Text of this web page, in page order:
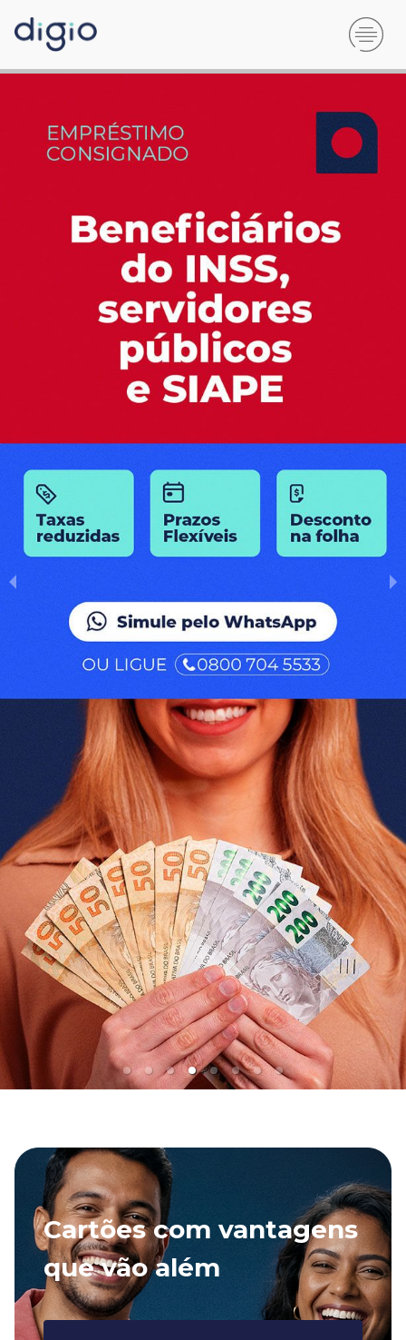
Cartões com vantagens
que vão além